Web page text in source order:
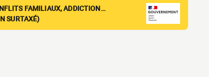
FAMILIAUX, ADDICTION…
SURTAXÉ)